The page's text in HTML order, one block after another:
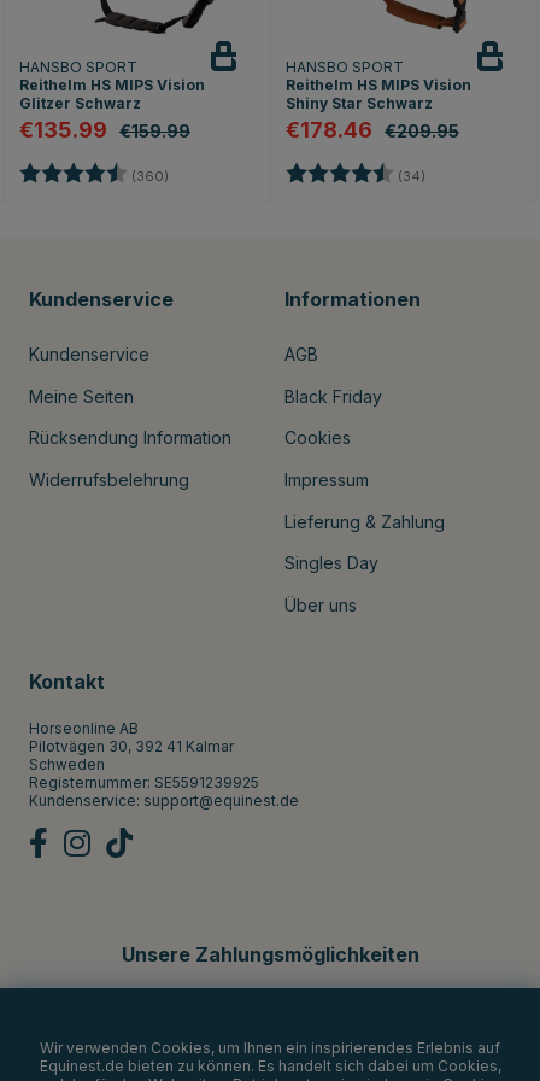
HANSBO SPORT
Reithelm HS MIPS Vision
Glitzer Schwarz
€135.99 €159.99
Bewertung: (360) 4.7 von 5 Sternen
HANSBO SPORT
Reithelm HS MIPS Vision
Shiny Star Schwarz
€178.46 €209.95
Bewertung: (34)
Kundenservice
Kundenservice
Meine Seiten
Rücksendung Information
Widerrufsbelehrung
Informationen
AGB
Black Friday
Cookies
Impressum
Lieferung & Zahlung
Singles Day
Über uns
Kontakt
Horseonline AB
Pilotvägen 30, 392 41 Kalmar
Schweden
Registernummer: SE5591239925
Kundenservice: support@equinest.de
Unsere Zahlungsmöglichkeiten
Wir verwenden Cookies, um Ihnen ein inspirierendes Erlebnis auf
Equinest.de bieten zu können. Es handelt sich dabei um Cookies,